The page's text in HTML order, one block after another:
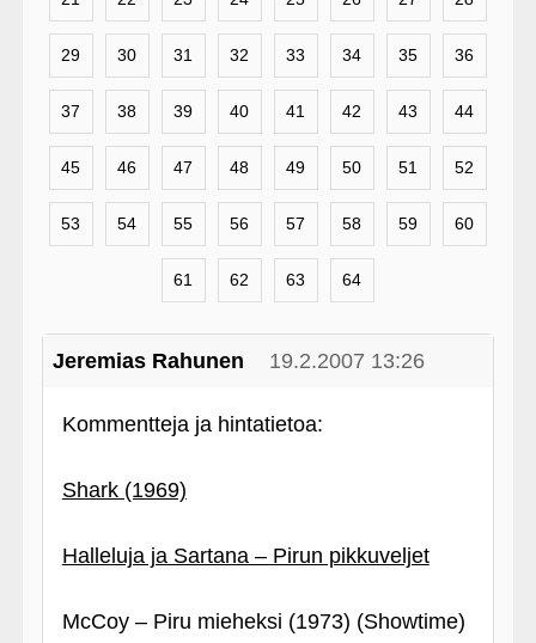
29 30 31 32 33 34 35 36
37 38 39 40 41 42 43 44
45 46 47 48 49 50 51 52
53 54 55 56 57 58 59 60
61 62 63 64
Jeremias Rahunen 19.2.2007 13:26
Kommentteja ja hintatietoa:
Shark (1969)
Halleluja ja Sartana – Pirun pikkuveljet
McCoy – Piru mieheksi (1973) (Showtime)